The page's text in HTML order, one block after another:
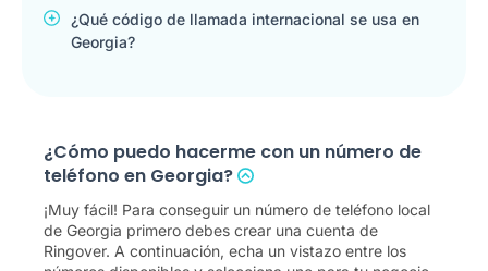
¿Qué código de llamada internacional se usa en
Georgia?
¿Cómo puedo hacerme con un número de
teléfono en Georgia?
¡Muy fácil! Para conseguir un número de teléfono local
de Georgia primero debes crear una cuenta de
Ringover. A continuación, echa un vistazo entre los